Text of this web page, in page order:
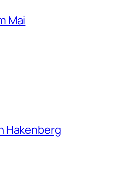
Mai
Hakenberg